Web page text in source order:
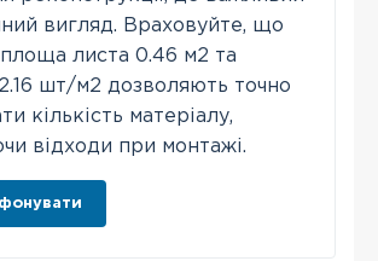
вигляд. Враховуйте, що
листа 0.46 м2 та
шт/м2 дозволяють точно
кількість матеріалу,
відходи при монтажі.